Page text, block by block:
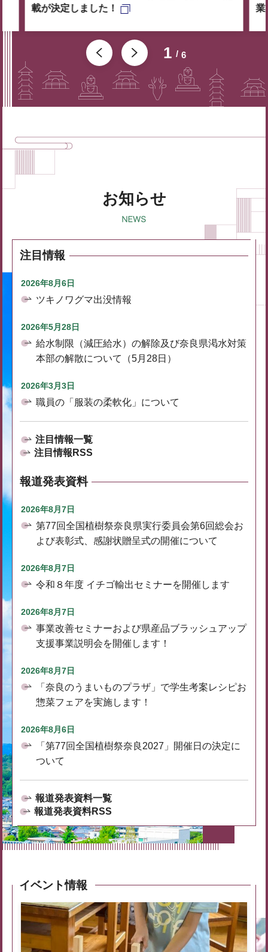
1 6
載が決定しました！
業
お知らせ
注目情報
2026年8月6日
ツキノワグマ出没情報
2026年5月28日
給水制限（減圧給水）の解除及び奈良県渇水対策
本部の解散について（5月28日）
2026年3月3日
職員の「服装の柔軟化」について
注目情報一覧
注目情報RSS
報道発表資料
2026年8月7日
第77回全国植樹祭奈良県実行委員会第6回総会お
よび表彰式、感謝状贈呈式の開催について
2026年8月7日
令和８年度 イチゴ輸出セミナーを開催します
2026年8月7日
事業改善セミナーおよび県産品ブラッシュアップ
支援事業説明会を開催します！
2026年8月7日
「奈良のうまいものプラザ」で学生考案レシピお
惣菜フェアを実施します！
2026年8月6日
「第77回全国植樹祭奈良2027」開催日の決定に
ついて
報道発表資料一覧
報道発表資料RSS
イベント情報